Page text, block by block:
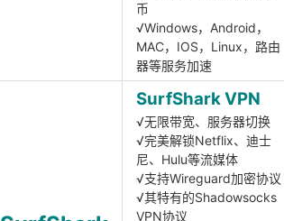
币
√Windows，Android，
MAC，IOS，Linux，路由
器等服务加速
SurfShark VPN
√无限带宽、服务器切换
√完美解锁Netflix、迪士
尼、Hulu等流媒体
√支持Wireguard加密协议
√其特有的Shadowsocks
VPN协议